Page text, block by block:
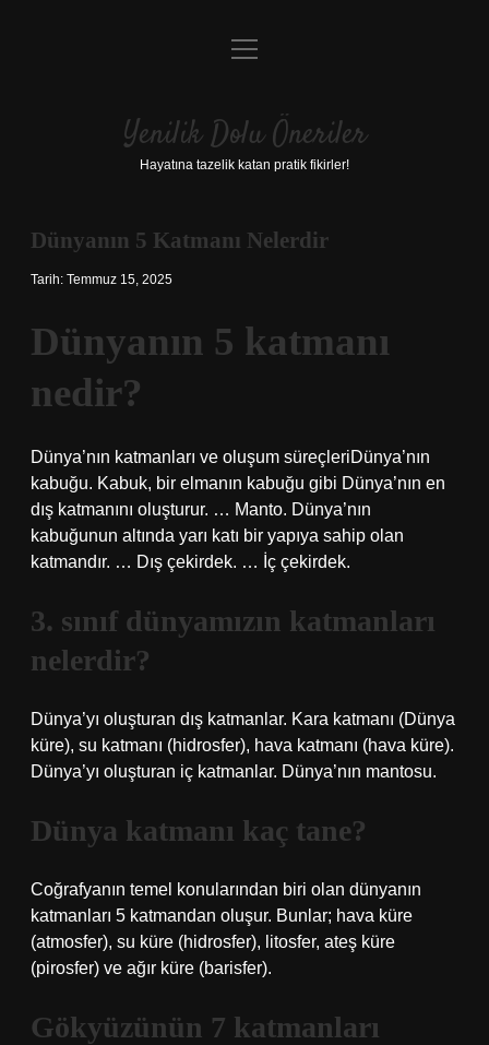
Anasayfa
Yasal Uyarı
menüyü
Yenilik Dolu Öneriler
Hayatına tazelik katan pratik fikirler!
Dünyanın 5 Katmanı Nelerdir
Tarih: Temmuz 15, 2025
Dünyanın 5 katmanı
nedir?
Dünya’nın katmanları ve oluşum süreçleriDünya’nın
kabuğu. Kabuk, bir elmanın kabuğu gibi Dünya’nın en
dış katmanını oluşturur. … Manto. Dünya’nın
kabuğunun altında yarı katı bir yapıya sahip olan
katmandır. … Dış çekirdek. … İç çekirdek.
3. sınıf dünyamızın katmanları
nelerdir?
Dünya’yı oluşturan dış katmanlar. Kara katmanı (Dünya
küre), su katmanı (hidrosfer), hava katmanı (hava küre).
Dünya’yı oluşturan iç katmanlar. Dünya’nın mantosu.
Dünya katmanı kaç tane?
Coğrafyanın temel konularından biri olan dünyanın
katmanları 5 katmandan oluşur. Bunlar; hava küre
(atmosfer), su küre (hidrosfer), litosfer, ateş küre
(pirosfer) ve ağır küre (barisfer).
Gökyüzünün 7 katmanları